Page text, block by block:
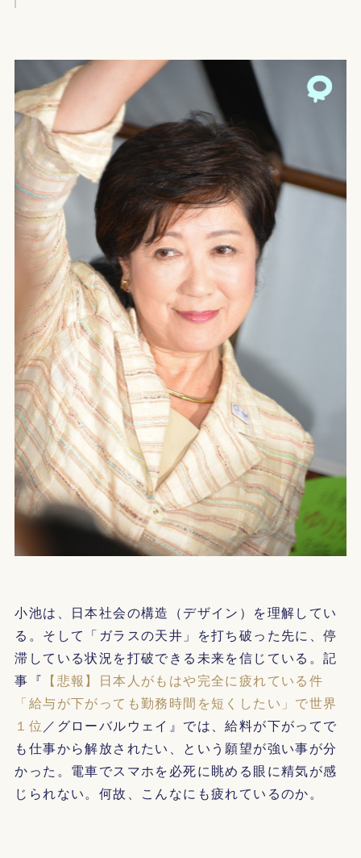
小池は、日本社会の構造（デザイン）を理解してい
る。そして「ガラスの天井」を打ち破った先に、停
滞している状況を打破できる未来を信じている。記
事『 【悲報】日本人がもはや完全に疲れている件
「給与が下がっても勤務時間を短くしたい」で世界
１位 ／グローバルウェイ』では、給料が下がってで
も仕事から解放されたい、という願望が強い事が分
かった。電車でスマホを必死に眺める眼に精気が感
じられない。何故、こんなにも疲れているのか。